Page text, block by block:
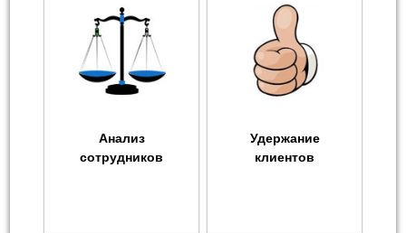
Анализ
сотрудников
Удержание
клиентов